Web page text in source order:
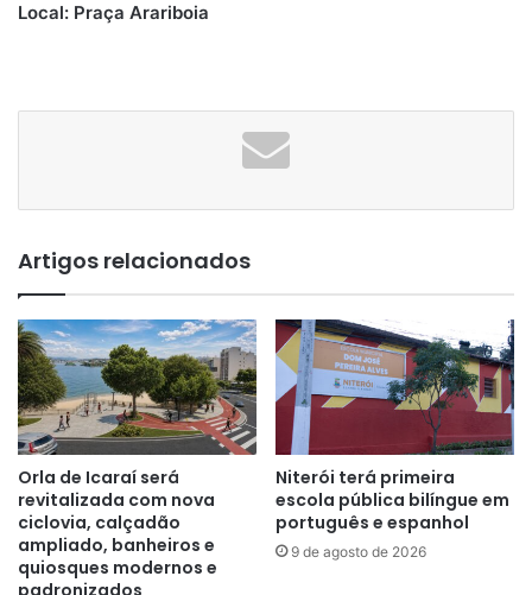
Local: Praça Arariboia
Artigos relacionados
Orla de Icaraí será
revitalizada com nova
ciclovia, calçadão
ampliado, banheiros e
quiosques modernos e
padronizados
Niterói terá primeira
escola pública bilíngue em
português e espanhol
9 de agosto de 2026